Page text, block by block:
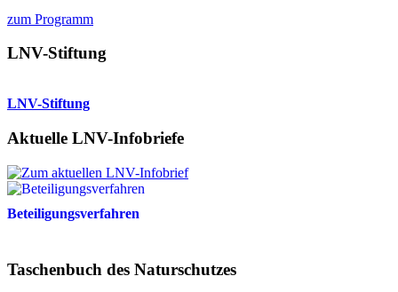
zum Programm
LNV-Stiftung
LNV-Stiftung
Aktuelle LNV-Infobriefe
Beteiligungsverfahren
Taschenbuch des Naturschutzes